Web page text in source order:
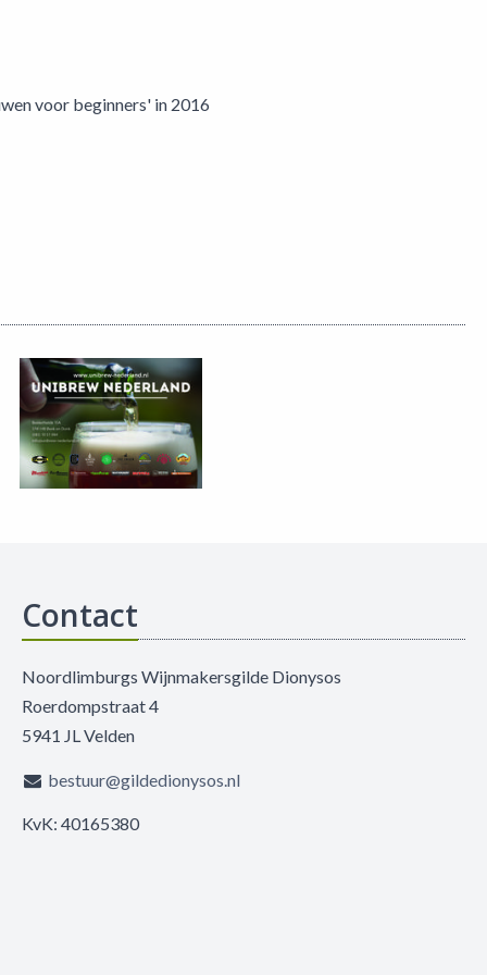
voor beginners' in 2016
Contact
Noordlimburgs Wijnmakersgilde Dionysos
Roerdompstraat 4
5941 JL Velden
bestuur@gildedionysos.nl
KvK: 40165380